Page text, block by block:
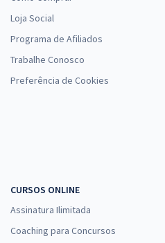
Loja Social
Programa de Afiliados
Trabalhe Conosco
Preferência de Cookies
CURSOS ONLINE
Assinatura Ilimitada
Coaching para Concursos